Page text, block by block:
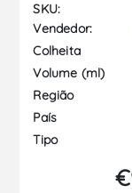
SKU:
Vendedor:
Colheita
Volume (ml)
Região
País
Tipo